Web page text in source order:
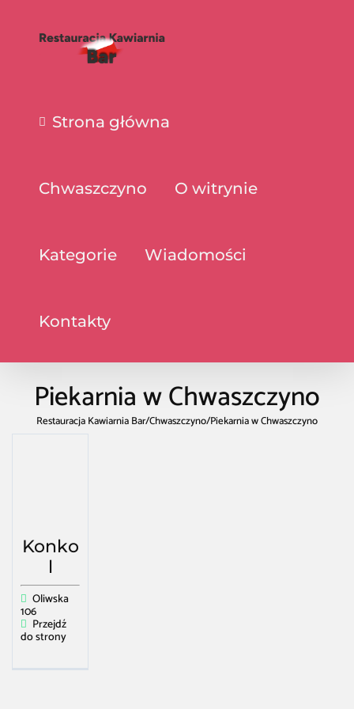
Strona główna
Chwaszczyno O witrynie
Kategorie Wiadomości
Kontakty
Piekarnia w Chwaszczyno
Restauracja Kawiarnia Bar/Chwaszczyno/Piekarnia w Chwaszczyno
Konko
l
Oliwska
106
Przejdź
do strony